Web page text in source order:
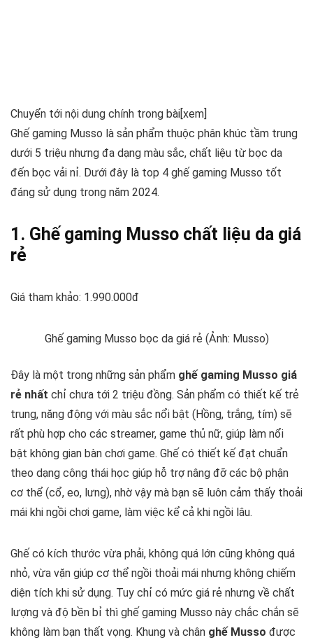
Chuyển tới nội dung chính trong bài[xem]
Ghế gaming Musso là sản phẩm thuộc phân khúc tầm trung
dưới 5 triệu nhưng đa dạng màu sắc, chất liệu từ bọc da
đến bọc vải nỉ. Dưới đây là top 4 ghế gaming Musso tốt
đáng sử dụng trong năm 2024.
1. Ghế gaming Musso chất liệu da giá
rẻ
Giá tham khảo: 1.990.000đ
Ghế gaming Musso bọc da giá rẻ (Ảnh: Musso)
Đây là một trong những sản phẩm ghế gaming Musso giá
rẻ nhất chỉ chưa tới 2 triệu đồng. Sản phẩm có thiết kế trẻ
trung, năng động với màu sắc nổi bật (Hồng, trắng, tím) sẽ
rất phù hợp cho các streamer, game thủ nữ, giúp làm nổi
bật không gian bàn chơi game. Ghế có thiết kế đạt chuẩn
theo dạng công thái học giúp hỗ trợ nâng đỡ các bộ phận
cơ thể (cổ, eo, lưng), nhờ vậy mà bạn sẽ luôn cảm thấy thoải
mái khi ngồi chơi game, làm việc kể cả khi ngồi lâu.
Ghế có kích thước vừa phải, không quá lớn cũng không quá
nhỏ, vừa vặn giúp cơ thể ngồi thoải mái nhưng không chiếm
diện tích khi sử dụng. Tuy chỉ có mức giá rẻ nhưng về chất
lượng và độ bền bỉ thì ghế gaming Musso này chắc chắn sẽ
không làm bạn thất vọng. Khung và chân ghế Musso được